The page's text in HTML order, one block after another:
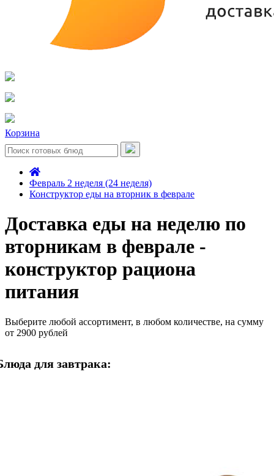
Корзина
Февраль 2 неделя (24 неделя)
Конструктор еды на вторник в феврале
Доставка еды на неделю по
вторникам в феврале -
конструктор рациона
питания
Выберите любой ассортимент, в любом количестве, на сумму
от 2900 рублей
для завтрака: